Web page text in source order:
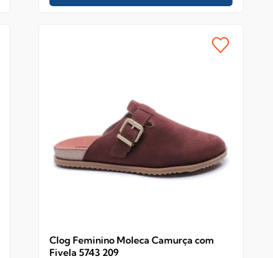
Clog Feminino Moleca Camurça com
Fivela 5743 209